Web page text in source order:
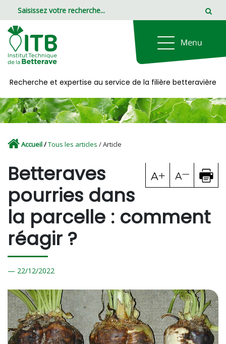
Recherche et expertise au service de la filière betteravière
Accueil/Tous les articles / Article
Betteraves
pourries dans
la parcelle : comment
réagir ?
22/12/2022
Panneau de gestion des cookies